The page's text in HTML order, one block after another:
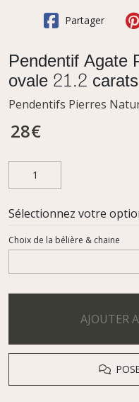
Partager
Pendentif Agate
ovale 21.2 carats
Pendentifs Pierres
28€
Sélectionnez votre
Choix de la bélière & chaine
AJOUTER